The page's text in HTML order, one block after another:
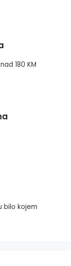
180 KM
bilo kojem